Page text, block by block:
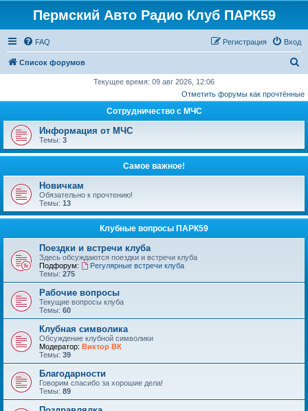
Пермский Авто Радио Клуб ПАРК59
FAQ Вход
Регистрация
Список форумов
и
Текущее время: 09 авг 2026, 12:06
Отметить форумы как прочтённые
Сотрудничество с МЧС
Информация от МЧС
Темы: 3
Самое важное!
Новичкам
Обязательно к прочтению!
Темы: 13
Клубные вопросы ПАРК59
Поездки и встречи клуба
Здесь обсуждаются поездки и встречи клуба
Подфорум:
Регулярные встречи клуба
Темы: 275
Рабочие вопросы
Текущие вопросы клуба
Темы: 60
Клубная символика
Обсуждение клубной символики
Модератор: Виктор ВК
Темы: 39
Благодарности
Говорим спасибо за хорошие дела!
Темы: 89